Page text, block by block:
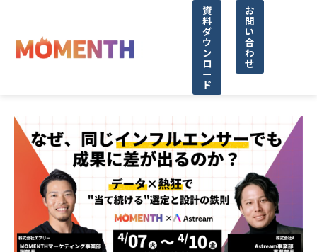
資
料
ダ
ウ
ン
ロ
ー
ド
お
問
い
合
わ
せ